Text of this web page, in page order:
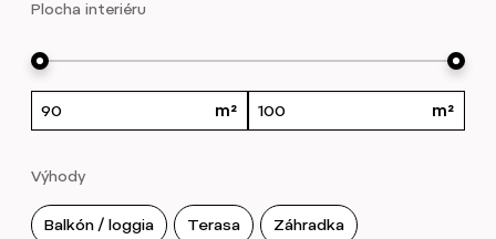
Plocha interiéru
Výhody
Balkón / loggia Terasa Záhradka